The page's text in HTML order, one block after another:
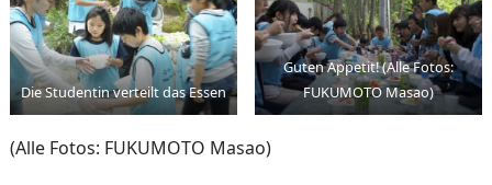
Die Studentin verteilt das Essen
Guten Appetit! (Alle Fotos:
FUKUMOTO Masao)
(Alle Fotos: FUKUMOTO Masao)